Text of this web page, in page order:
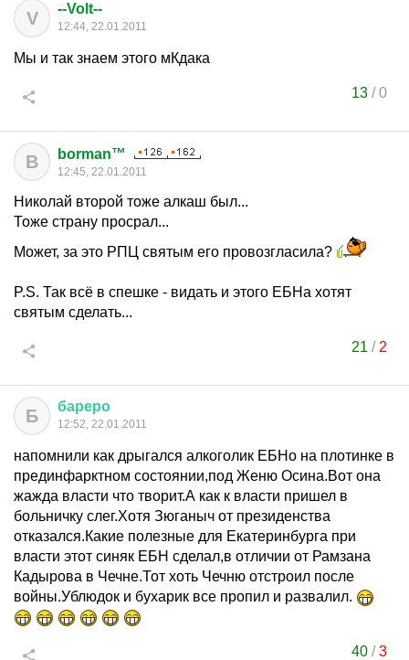
V --Volt--
12:44, 22.01.2011
Мы и так знаем этого мКдака
13 /0
B borman™
12:45, 22.01.2011
Николай второй тоже алкаш был...
Тоже страну просрал...
Может, за это РПЦ святым его провозгласила?
P.S. Так всё в спешке - видать и этого ЕБНа хотят
святым сделать...
21 / 2
Б бареро
12:52, 22.01.2011
напомнили как дрыгался алкоголик ЕБНо на плотинке в
прединфарктном состоянии,под Женю Осина.Вот она
жажда власти что творит.А как к власти пришел в
больничку слег.Хотя Зюганыч от президенства
отказался.Какие полезные для Екатеринбурга при
власти этот синяк ЕБН сделал,в отличии от Рамзана
Кадырова в Чечне.Тот хоть Чечню отстроил после
войны.Ублюдок и бухарик все пропил и развалил.
40 /3